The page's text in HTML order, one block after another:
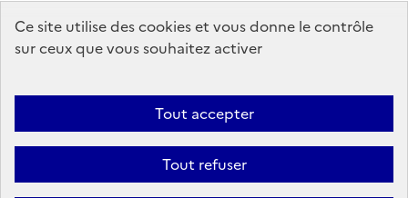
Ce site utilise des cookies et vous donne le contrôle
sur ceux que vous souhaitez activer
Tout accepter
Tout refuser
education.gouv.fr
enseignementsup-recherche.gouv.fr
Accessibilité : partiellement conforme